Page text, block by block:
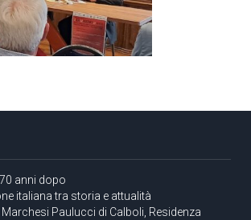
anni dopo
italiana tra storia e attualità
Marchesi Paulucci di Calboli, Residenza